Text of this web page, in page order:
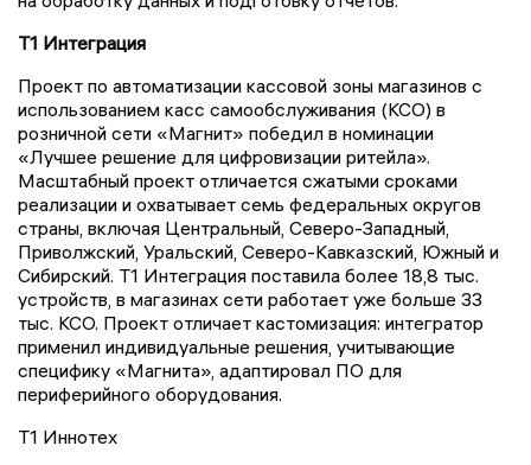
Т1 Интеграция
Проект по автоматизации кассовой зоны магазинов с
использованием касс самообслуживания (КСО) в
розничной сети «Магнит» победил в номинации
«Лучшее решение для цифровизации ритейла».
Масштабный проект отличается сжатыми сроками
реализации и охватывает семь федеральных округов
страны, включая Центральный, Северо-Западный,
Приволжский, Уральский, Северо-Кавказский, Южный и
Сибирский. Т1 Интеграция поставила более 18,8 тыс.
устройств, в магазинах сети работает уже больше 33
тыс. КСО. Проект отличает кастомизация: интегратор
применил индивидуальные решения, учитывающие
специфику «Магнита», адаптировал ПО для
периферийного оборудования.
Т1 Иннотех